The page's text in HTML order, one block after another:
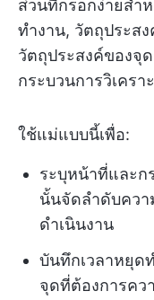
ส่วนที่กรอกง่ายสำ
ทำงาน, วัตถุประส
วัตถุประสงค์ของจุ
กระบวนการวิเครา
ใช้แม่แบบนี้เพื่อ:
ระบุหน้าที่และก
นั้นจัดลำดับคว
ดำเนินงาน
บันทึกเวลาหยุด
จุดที่ต้องการคว